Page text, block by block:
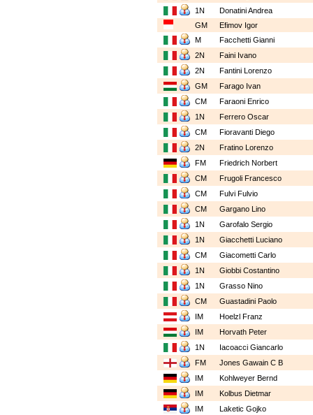
1N
Donatini Andrea
GM
Efimov Igor
M
Facchetti Gianni
2N
Faini Ivano
2N
Fantini Lorenzo
GM
Farago Ivan
CM
Faraoni Enrico
1N
Ferrero Oscar
CM
Fioravanti Diego
2N
Fratino Lorenzo
FM
Friedrich Norbert
CM
Frugoli Francesco
CM
Fulvi Fulvio
CM
Gargano Lino
1N
Garofalo Sergio
1N
Giacchetti Luciano
CM
Giacometti Carlo
1N
Giobbi Costantino
1N
Grasso Nino
CM
Guastadini Paolo
IM
Hoelzl Franz
IM
Horvath Peter
1N
Iacoacci Giancarlo
FM
Jones Gawain C B
IM
Kohlweyer Bernd
IM
Kolbus Dietmar
IM
Laketic Gojko